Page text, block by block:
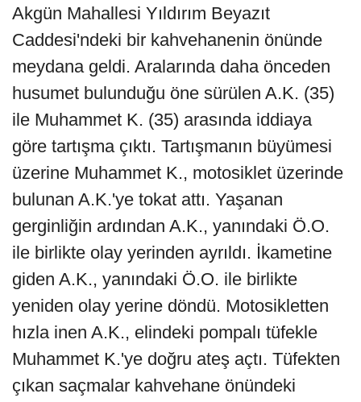
Akgün Mahallesi Yıldırım Beyazıt
Caddesi'ndeki bir kahvehanenin önünde
meydana geldi. Aralarında daha önceden
husumet bulunduğu öne sürülen A.K. (35)
ile Muhammet K. (35) arasında iddiaya
göre tartışma çıktı. Tartışmanın büyümesi
üzerine Muhammet K., motosiklet üzerinde
bulunan A.K.'ye tokat attı. Yaşanan
gerginliğin ardından A.K., yanındaki Ö.O.
ile birlikte olay yerinden ayrıldı. İkametine
giden A.K., yanındaki Ö.O. ile birlikte
yeniden olay yerine döndü. Motosikletten
hızla inen A.K., elindeki pompalı tüfekle
Muhammet K.'ye doğru ateş açtı. Tüfekten
çıkan saçmalar kahvehane önündeki